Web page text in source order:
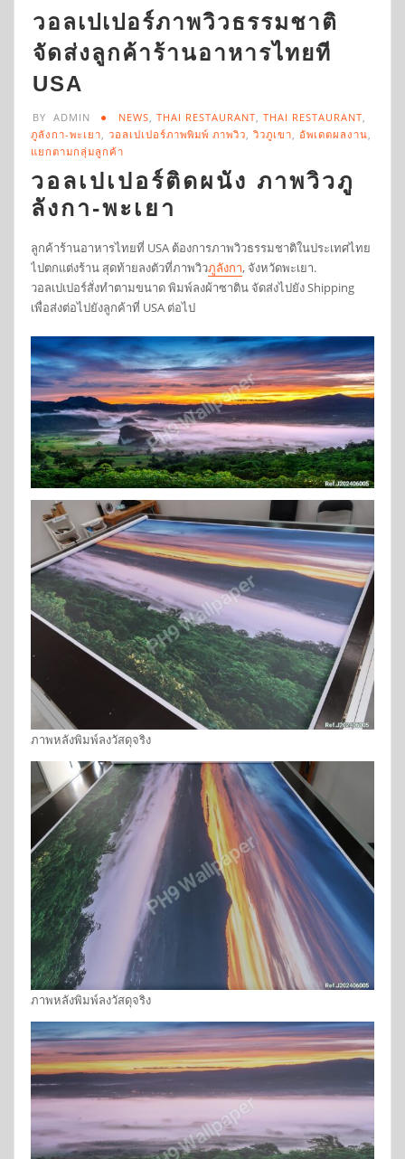
วอลเปเปอร์ภาพวิวธรรมชาติ
จัดส่งลูกค้าร้านอาหารไทยที
USA
BY ADMIN NEWS, THAI RESTAURANT, THAI RESTAURANT,
ภูลังกา-พะเยา, วอลเปเปอร์ภาพพิมพ์ ภาพวิว, วิวภูเขา, อัพเดตผลงาน,
แยกตามกลุ่มลูกค้า
วอลเปเปอร์ติดผนัง ภาพวิวภู
ลังกา-พะเยา
ลูกค้าร้านอาหารไทยที่ USA ต้องการภาพวิวธรรมชาติในประเทศไทย
ไปตกแต่งร้าน สุดท้ายลงตัวที่ภาพวิวภูลังกา, จังหวัดพะเยา.
วอลเปเปอร์สั่งทำตามขนาด พิมพ์ลงผ้าซาติน จัดส่งไปยัง Shipping
เพื่อส่งต่อไปยังลูกค้าที่ USA ต่อไป
ภาพหลังพิมพ์ลงวัสดุจริง
ภาพหลังพิมพ์ลงวัสดุจริง